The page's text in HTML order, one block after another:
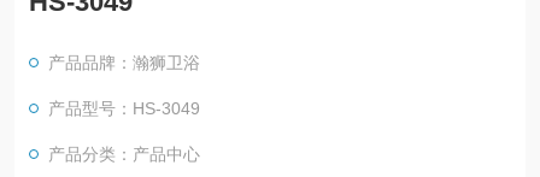
产品品牌：瀚狮卫浴
产品型号：HS-3049
产品分类：产品中心